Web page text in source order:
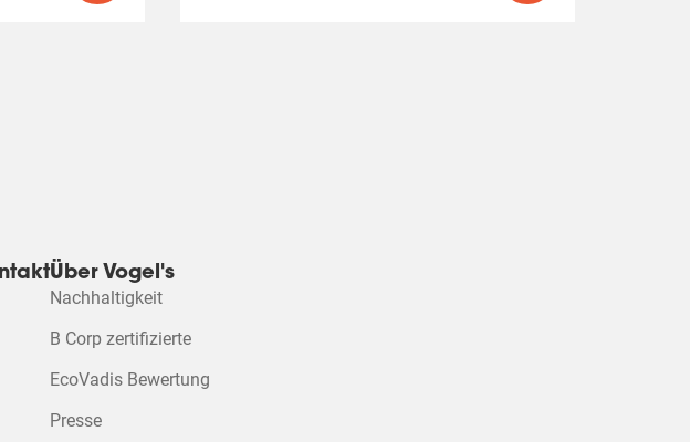
Über Vogel's
Nachhaltigkeit
B Corp zertifizierte
EcoVadis Bewertung
Presse